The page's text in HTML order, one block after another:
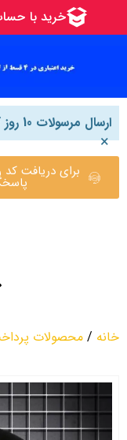
ارسال مرسولات 10 روز کاری میباشد
×
برای دریافت
پاسخگویی 11
خانه / محصولات